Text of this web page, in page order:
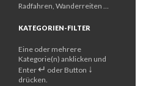
Radfahren, Wanderreiten …
KATEGORIEN-FILTER
Eine oder mehrere
Kategorie(n) anklicken und
Enter ↵ oder Button ↓
drücken.